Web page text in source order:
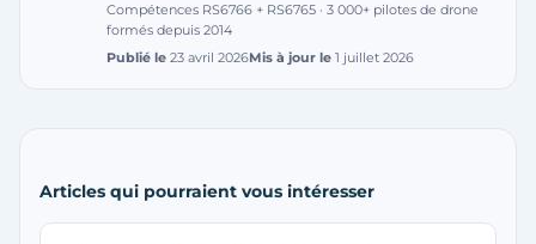
Compétences RS6766 + RS6765 · 3 000+ pilotes de drone
formés depuis 2014
Publié le 23 avril 2026Mis à jour le 1 juillet 2026
Articles qui pourraient vous intéresser